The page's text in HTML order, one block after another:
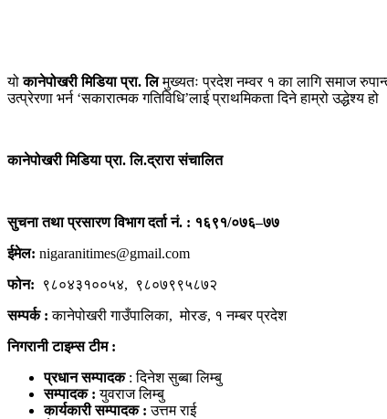
योकानेपोखरी मिडिया प्रा. लिमुख्यतः प्रदेश नम्वर १ का लागि समाज
उत्प्रेरणा भर्न ‘सकारात्मक गतिविधि’लाई प्राथमिकता दिने हाम्रो
कानेपोखरी मिडिया प्रा. लि.द्रारा संचालित
सुचना तथा प्रसारण विभाग दर्ता नं. : १६९१/०७६–७७
ईमेल: nigaranitimes@gmail.com
फोन:
९८०४३१००५४, ९८०७९९५८७२
सम्पर्क :कानेपोखरी गाउँपालिका, मोरङ, १ नम्बर प्रदेश
निगरानी टाइम्स टीम :
प्रधान सम्पादक : दिनेश सुब्बा लिम्बु
सम्पादक :युवराज लिम्बु
कार्यकारी सम्पादक : उत्तम राई